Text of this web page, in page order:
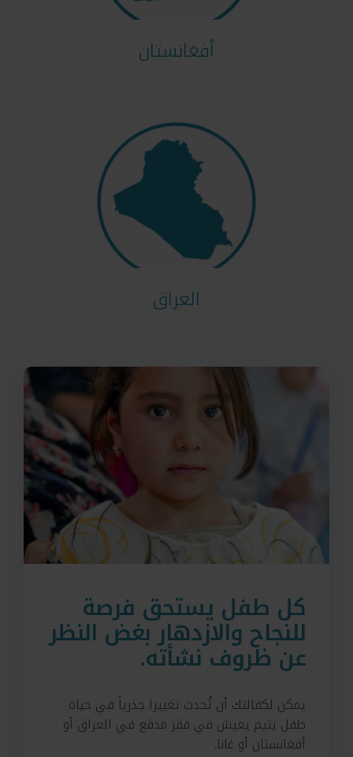
أفغانستان
العراق
كل طفل يستحق فرصة
للنجاح والازدهار بغض النظر
عن ظروف نشأته.
يمكن لكفالتك أن تُحدث تغييرا جذرياً في حياة
طفل يتيم يعيش في فقر مدقع في العراق أو
أفغانستان أو غانا.